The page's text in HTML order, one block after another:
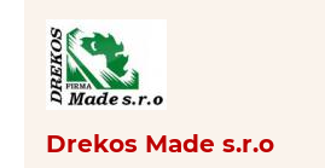
Drekos Made s.r.o